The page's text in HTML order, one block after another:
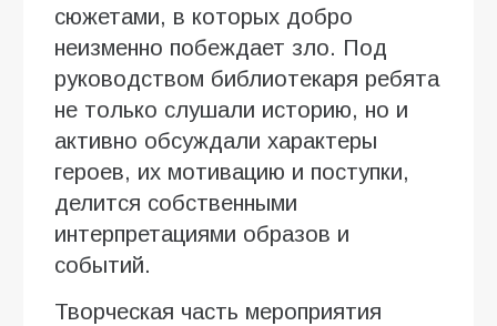
сюжетами, в которых добро
неизменно побеждает зло. Под
руководством библиотекаря ребята
не только слушали историю, но и
активно обсуждали характеры
героев, их мотивацию и поступки,
делится собственными
интерпретациями образов и
событий.
Творческая часть мероприятия